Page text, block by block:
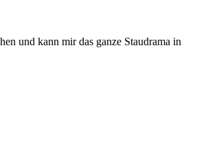
und kann mir das ganze Staudrama in